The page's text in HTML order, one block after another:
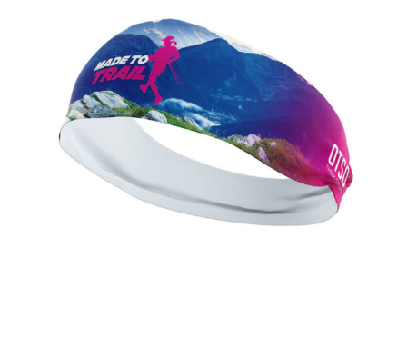
WOMAN
cantidad